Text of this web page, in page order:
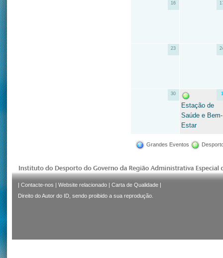
16
23
30 1
Estação de
Saúde e Bem-
Estar
Grandes Eventos
| Contacte-nos | Website relacionado | Carta de Qualidade |
Direito do Autor do ID, sendo proibido a sua reprodução.